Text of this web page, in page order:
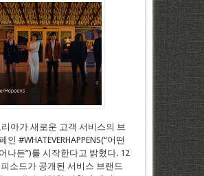
아가 새로운 고객 서비스의 브
인 #WHATEVERHAPPENS(“어떤
나든”)를 시작한다고 밝혔다. 12
소드가 공개된 서비스 브랜드